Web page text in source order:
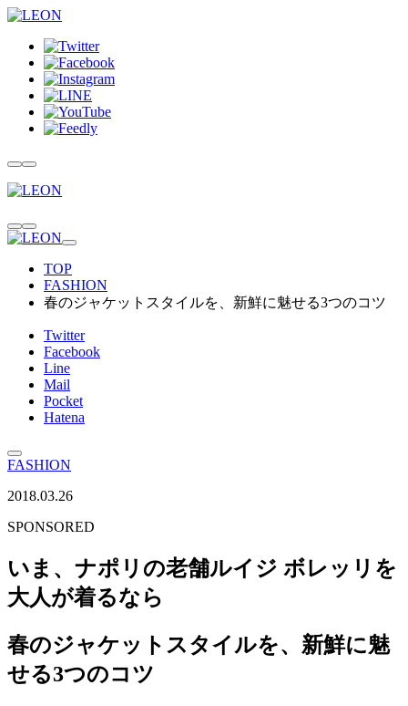
TOP
FASHION
春のジャケットスタイルを、新鮮に魅せる3つのコツ
Twitter
Facebook
Line
Mail
Pocket
Hatena
FASHION
2018.03.26
SPONSORED
いま、ナポリの老舗ルイジ ボレッリを
大人が着るなら
春のジャケットスタイルを、新鮮に魅
せる3つのコツ